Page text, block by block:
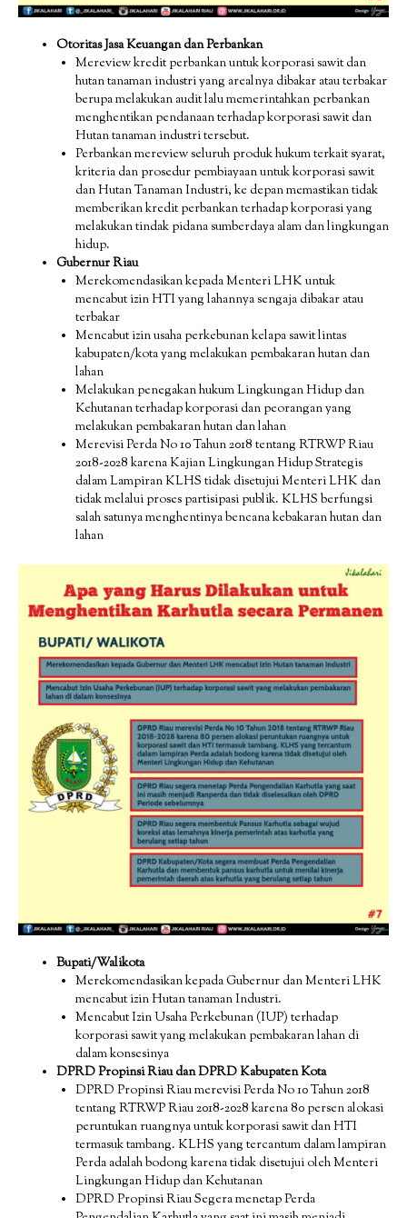
Otoritas Jasa Keuangan dan Perbankan
Mereview kredit perbankan untuk korporasi sawit dan
hutan tanaman industri yang arealnya dibakar atau terbakar
berupa melakukan audit lalu memerintahkan perbankan
menghentikan pendanaan terhadap korporasi sawit dan
Hutan tanaman industri tersebut.
Perbankan mereview seluruh produk hukum terkait syarat,
kriteria dan prosedur pembiayaan untuk korporasi sawit
dan Hutan Tanaman Industri, ke depan memastikan tidak
memberikan kredit perbankan terhadap korporasi yang
melakukan tindak pidana sumberdaya alam dan lingkungan
hidup.
Gubernur Riau
Merekomendasikan kepada Menteri LHK untuk
mencabut izin HTI yang lahannya sengaja dibakar atau
terbakar
Mencabut izin usaha perkebunan kelapa sawit lintas
kabupaten/kota yang melakukan pembakaran hutan dan
lahan
Melakukan penegakan hukum Lingkungan Hidup dan
Kehutanan terhadap korporasi dan peorangan yang
melakukan pembakaran hutan dan lahan
Merevisi Perda No 10 Tahun 2018 tentang RTRWP Riau
2018-2028 karena Kajian Lingkungan Hidup Strategis
dalam Lampiran KLHS tidak disetujui Menteri LHK dan
tidak melalui proses partisipasi publik. KLHS berfungsi
salah satunya menghentinya bencana kebakaran hutan dan
lahan
Bupati/Walikota
Merekomendasikan kepada Gubernur dan Menteri LHK
mencabut izin Hutan tanaman Industri.
Mencabut Izin Usaha Perkebunan (IUP) terhadap
korporasi sawit yang melakukan pembakaran lahan di
dalam konsesinya
DPRD Propinsi Riau dan DPRD Kabupaten Kota
DPRD Propinsi Riau merevisi Perda No 10 Tahun 2018
tentang RTRWP Riau 2018-2028 karena 80 persen alokasi
peruntukan ruangnya untuk korporasi sawit dan HTI
termasuk tambang. KLHS yang tercantum dalam lampiran
Perda adalah bodong karena tidak disetujui oleh Menteri
Lingkungan Hidup dan Kehutanan
DPRD Propinsi Riau Segera menetap Perda